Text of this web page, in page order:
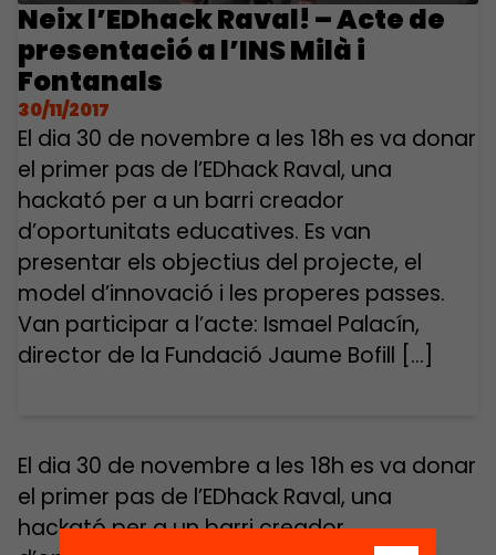
Neix l’EDhack Raval! – Acte de
presentació a l’INS Milà i
Fontanals
30/11/2017
El dia 30 de novembre a les 18h es va donar
el primer pas de l’EDhack Raval, una
hackató per a un barri creador
d’oportunitats educatives. Es van
presentar els objectius del projecte, el
model d’innovació i les properes passes.
Van participar a l’acte: Ismael Palacín,
director de la Fundació Jaume Bofill […]
El dia 30 de novembre a les 18h es va donar
el primer pas de l’EDhack Raval, una
hackató per a un barri creador